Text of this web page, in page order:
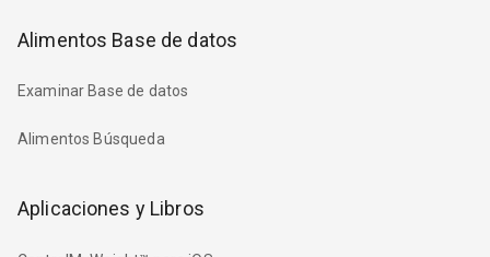
Alimentos Base de datos
Examinar Base de datos
Alimentos Búsqueda
Aplicaciones y Libros